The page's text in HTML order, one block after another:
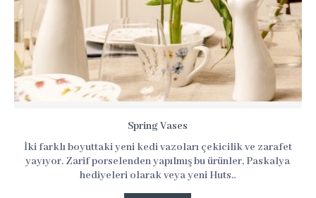
Spring Vases
İki farklı boyuttaki yeni kedi vazoları çekicilik ve zarafet
yayıyor. Zarif porselenden yapılmış bu ürünler, Paskalya
hediyeleri olarak veya yeni Huts..